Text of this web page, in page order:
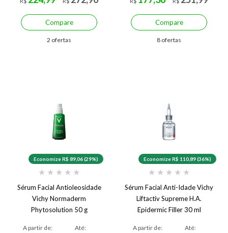
Compare
2 ofertas
Compare
8 ofertas
Economize R$ 89,06 (29%)
★ ★ ★ ★ ★
Sérum Facial Antioleosidade
Vichy Normaderm
Phytosolution 50 g
A partir de:
Até:
Economize R$ 110,89 (36%)
★ ★ ★ ★ ★
Sérum Facial Anti-Idade Vichy
Liftactiv Supreme H.A.
Epidermic Filler 30 ml
A partir de:
Até: